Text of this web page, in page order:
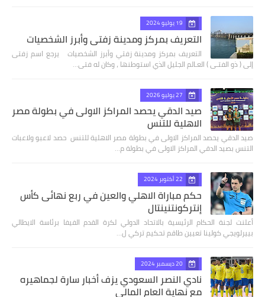
19 يوليو 2024
التعريف بمركز ومدينة زفتي وأبرز الشخصيات
التعريف بمركز ومدينة زفتي وأبرز الشخصيات يرجع اسم زفتى
إلى ( ذو الفتـى ) العـالم الجليل الذي استوطنها ، وكان له فتى…
27 يوليو 2026
صيد الدقي يحصد المراكز الاولى في بطولة مصر
الاهلية للتنس
صيد الدقي يحصد المراكز الاولى في بطولة مصر الاهلية للتنس حصد لاعبو ولاعبات
التنس بصيد الدقي المراكز الاولى في بطولة م…
22 أكتوبر 2024
حكم مباراة الاهلي والعين في ربع نهائى كأس
إنتركونتنينتال
أعلنت لجنة الحكام الرئيسية بالاتحاد الدولي لكرة القدم الفيفا برئاسة الايطالي
بييرلويجي كولينا تعيين طاقم تحكيم تركي ل…
20 ديسمبر 2024
نادي النصر السعودي يزف أخبار سارة لجماهيره
مع نهاية العام المالي